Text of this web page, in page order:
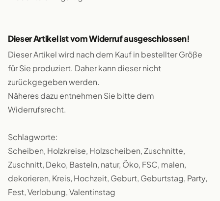
Dieser Artikel ist vom Widerruf ausgeschlossen!
Dieser Artikel wird nach dem Kauf in bestellter Größe
für Sie produziert. Daher kann dieser nicht
zurückgegeben werden.
Näheres dazu entnehmen Sie bitte dem
Widerrufsrecht.
Schlagworte:
Scheiben, Holzkreise, Holzscheiben, Zuschnitte,
Zuschnitt, Deko, Basteln, natur, Öko, FSC, malen,
dekorieren, Kreis, Hochzeit, Geburt, Geburtstag, Party,
Fest, Verlobung, Valentinstag